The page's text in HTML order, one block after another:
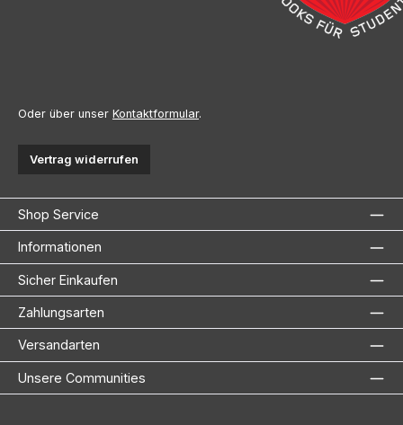
Oder über unser Kontaktformular.
Vertrag widerrufen
Shop Service
Informationen
Sicher Einkaufen
Zahlungsarten
Versandarten
Unsere Communities